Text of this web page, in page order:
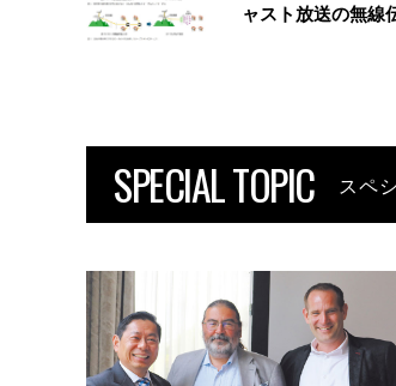
ャスト放送の無線
SPECIAL TOPIC スペ